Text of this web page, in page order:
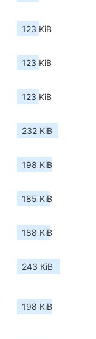
123 KiB
123 KiB
123 KiB
232 KiB
198 KiB
185 KiB
188 KiB
243 KiB
198 KiB